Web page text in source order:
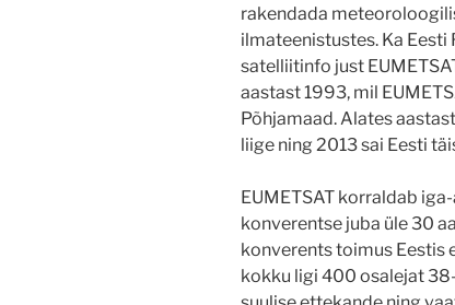
rakendada
ilmateenistustes. Ka
satelliitinfo just
aastast 1993, mil
Põhjamaad. Alates
liige ning 2013 sai Eesti
EUMETSAT korraldab
konverentse juba üle 30
konverents toimus Eestis
kokku ligi 400 osalejat